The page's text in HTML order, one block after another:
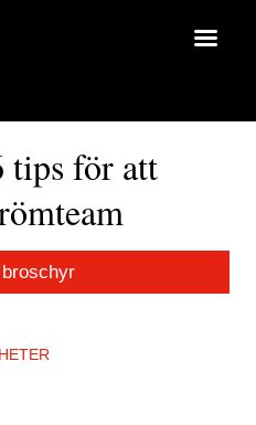
tips för att